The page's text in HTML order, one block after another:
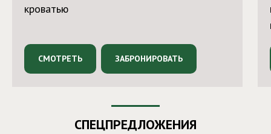
кроватью
СМОТРЕТЬ ЗАБРОНИРОВАТЬ
СПЕЦПРЕДЛОЖЕНИЯ